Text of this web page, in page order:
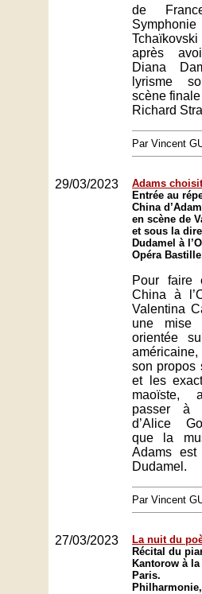
de
après
Diana
lyrisme
scène
Richard
Par Vincent
29/03/2023
Adams
Entrée au
China
en scène de
et sous la
Dudamel à
Opéra
Pour faire
China à
Valentina
une mise
orientée
son propos
et les
maoïste,
passer à
d’Alice
que la
Adams
Dudamel.
Par Vincent
27/03/2023
La nuit du
Récital du
Kantorow à
Paris.